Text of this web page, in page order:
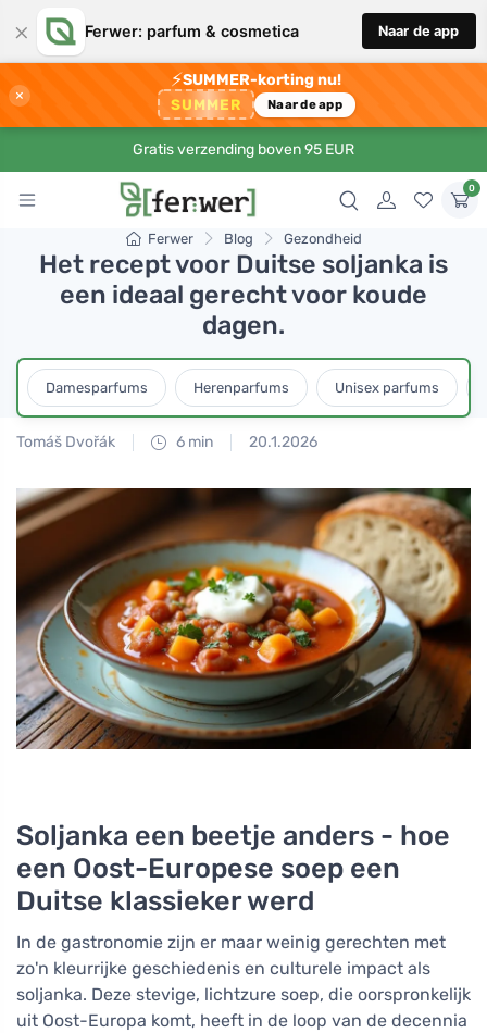
× Ferwer: parfum & cosmetica Naar de app
×
⚡SUMMER-korting nu!
SUMMER Naar de app
Gratis verzending boven 95 EUR
0
Ferwer Blog Gezondheid
Het recept voor Duitse soljanka is
een ideaal gerecht voor koude
dagen.
Damesparfums Herenparfums Unisex parfums
Tomáš Dvořák 6 min 20.1.2026
Soljanka een beetje anders - hoe
een Oost-Europese soep een
Duitse klassieker werd
In de gastronomie zijn er maar weinig gerechten met
zo'n kleurrijke geschiedenis en culturele impact als
soljanka. Deze stevige, lichtzure soep, die oorspronkelijk
uit Oost-Europa komt, heeft in de loop van de decennia